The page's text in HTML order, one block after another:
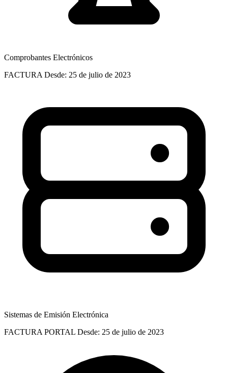
Comprobantes Electrónicos
FACTURA Desde: 25 de julio de 2023
Sistemas de Emisión Electrónica
FACTURA PORTAL Desde: 25 de julio de 2023